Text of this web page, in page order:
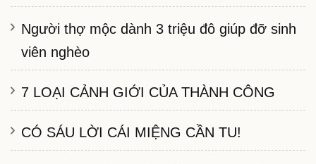
Người thợ mộc dành 3 triệu đô giúp đỡ sinh
viên nghèo
7 LOẠI CẢNH GIỚI CỦA THÀNH CÔNG
CÓ SÁU LỜI CÁI MIỆNG CẦN TU!